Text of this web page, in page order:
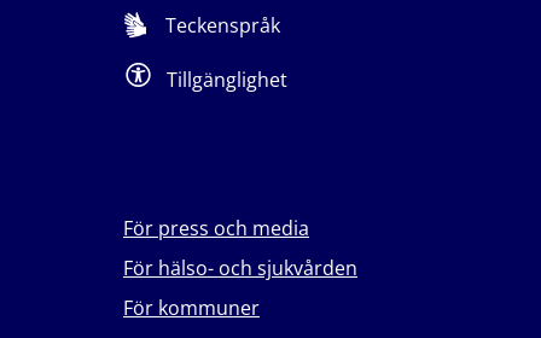
Teckenspråk
Tillgänglighet
För press och media
För hälso- och sjukvården
För kommuner